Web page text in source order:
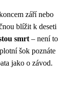
září nebo
blížit k deseti
smrt – není to
šok poznáte
jako o závod.